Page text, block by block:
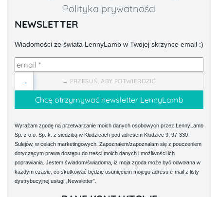
Polityka prywatności
NEWSLETTER
Wiadomości ze świata LennyLamb w Twojej skrzynce email :)
→ PRZESUŃ, ABY POTWIERDZIĆ
→
Wyrażam zgodę na przetwarzanie moich danych osobowych przez LennyLamb
Sp. z o.o. Sp. k. z siedzibą w Kłudzicach pod adresem Kłudzice 9, 97-330
Sulejów, w celach marketingowych. Zapoznałem/zapoznałam się z pouczeniem
dotyczącym prawa dostępu do treści moich danych i możliwości ich
poprawiania. Jestem świadom/świadoma, iż moja zgoda może być odwołana w
każdym czasie, co skutkować będzie usunięciem mojego adresu e-mail z listy
dystrybucyjnej usługi „Newsletter”.